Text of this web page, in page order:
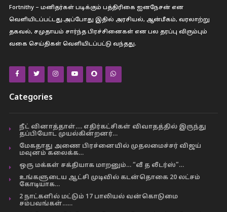
Fortnithy – மனிதர்கள் படிக்கும் பத்திரிகை ஐனநேசன் என
வெளியிடப்பட்டது.அப்போது இதில் அரசியல், ஆன்மீகம், வரலாற்று
தகவல், சமுதாயம் சார்ந்த பிரச்சினைகள் என பல தரப்பு விரும்பும்
வகை செய்திகள் வெளியிடப்பட்டு வந்தது.
Categories
நீட் வினாத்தாள்…. எதிர்கட்சிகள் விவாதத்தில் இருந்து
தப்பியோட முயல்கின்றனர்…
மேகதாது அணை பிரச்னையில் முதலமைச்சர் விஜய்
மவுனம் கலைக்க…
ஒரு மக்கள் சக்தியாக மாறனும்… “வீ த லீடர்ஸ்”…
உங்களுடைய ஆட்சி முடிவில் கடன்தொகை 20 லட்சம்
கோடியாக…
2 நாட்களில் மட்டும் 17 பாலியல் வன்கொடுமை
சம்பவங்கள்……